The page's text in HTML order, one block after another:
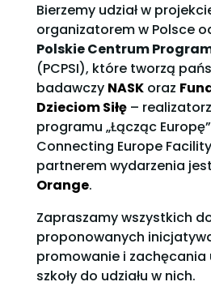
Bierzemy udział w
organizatorem w Polsce
Polskie Centrum
(PCPSI), które tworzą
badawczy NASKoraz
Dzieciom Siłę–
programu „Łącząc
Connecting Europe
partnerem wydarzenia jest
Orange.
Zapraszamy wszystkich
proponowanych
promowanie i zachęcania
szkoły do udziału w nich.